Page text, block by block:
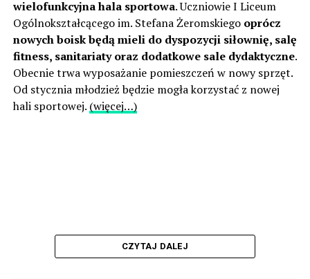
wielofunkcyjna hala sportowa. Uczniowie I Liceum
Ogólnokształcącego im. Stefana Żeromskiego oprócz
nowych boisk będą mieli do dyspozycji siłownię, salę
fitness, sanitariaty oraz dodatkowe sale dydaktyczne.
Obecnie trwa wyposażanie pomieszczeń w nowy sprzęt.
Od stycznia młodzież będzie mogła korzystać z nowej
hali sportowej. (więcej…)
CZYTAJ DALEJ